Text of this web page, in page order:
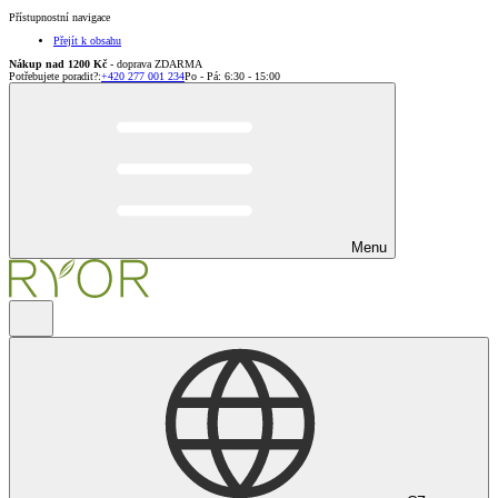
Přístupnostní navigace
Přejít k obsahu
Nákup nad 1200 Kč - doprava ZDARMA
Potřebujete poradit?:+420 277 001 234Po - Pá: 6:30 - 15:00
Menu